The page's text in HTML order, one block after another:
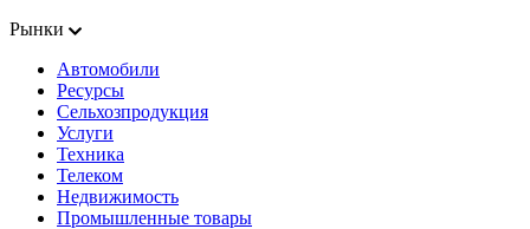
Рынки
Автомобили
Ресурсы
Сельхозпродукция
Услуги
Техника
Телеком
Недвижимость
Промышленные товары